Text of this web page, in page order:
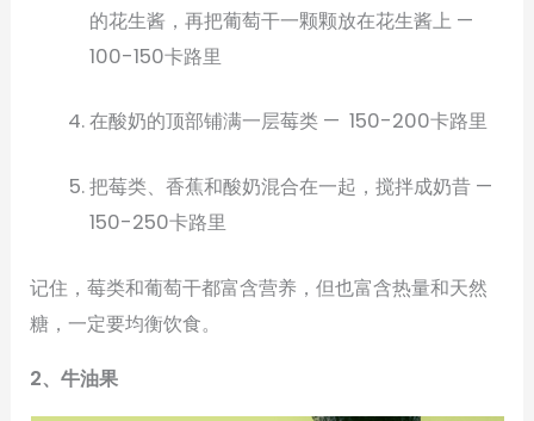
的花生酱，再把葡萄干一颗颗放在花生酱上 —
100-150卡路里
在酸奶的顶部铺满一层莓类 — 150-200卡路里
把莓类、香蕉和酸奶混合在一起，搅拌成奶昔 —
150-250卡路里
记住，莓类和葡萄干都富含营养，但也富含热量和天然
糖，一定要均衡饮食。
2、牛油果